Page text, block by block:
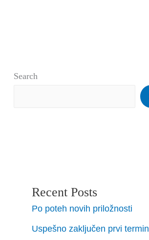
Search
Recent Posts
Po poteh novih priložnosti
Uspešno zaključen prvi termin